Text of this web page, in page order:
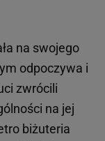
na swojego
odpoczywa i
zwrócili
na jej
biżuteria